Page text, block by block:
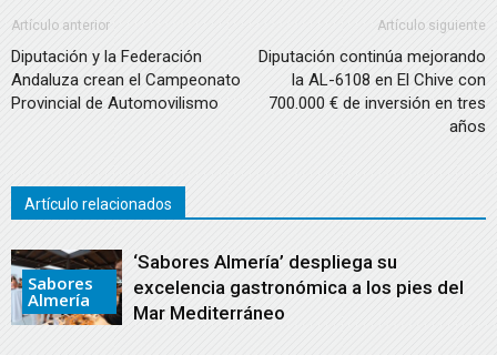
Artículo anterior
Diputación y la Federación
Andaluza crean el Campeonato
Provincial de Automovilismo
Artículo siguiente
Diputación continúa mejorando
la AL-6108 en El Chive con
700.000 € de inversión en tres
años
Artículo relacionados
Sabores
Almería
‘Sabores Almería’ despliega su
excelencia gastronómica a los pies del
Mar Mediterráneo